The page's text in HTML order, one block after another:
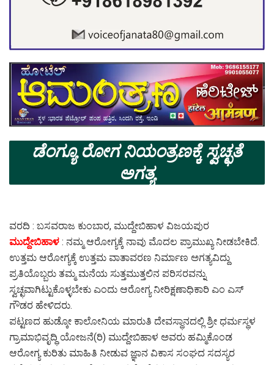
ಡೆಂಗ್ಯೂ ರೋಗ ನಿಯಂತ್ರಣಕ್ಕೆ ಸ್ವಚ್ಛತೆ
ಅಗತ್ಯ
ವರದಿ : ಬಸವರಾಜ ಕುಂಬಾರ, ಮುದ್ದೇಬಿಹಾಳ ವಿಜಯಪುರ
ಮುದ್ದೇಬಿಹಾಳ : ನಮ್ಮ ಆರೋಗ್ಯಕ್ಕೆ ನಾವು ಮೊದಲ ಪ್ರಾಮುಖ್ಯ ನೀಡಬೇಕಿದೆ.
ಉತ್ತಮ ಆರೋಗ್ಯಕ್ಕೆ ಉತ್ತಮ ವಾತಾವರಣ ನಿರ್ಮಾಣ ಅಗತ್ಯವಿದ್ದು
ಪ್ರತಿಯೊಬ್ಬರು ತಮ್ಮ ಮನೆಯ ಸುತ್ತಮುತ್ತಲಿನ ಪರಿಸರವನ್ನು
ಸ್ವಚ್ಛವಾಗಿಟ್ಟುಕೊಳ್ಳಬೇಕು ಎಂದು ಆರೋಗ್ಯ ನೀರಿಕ್ಷಣಾಧಿಕಾರಿ ಎಂ ಎಸ್
ಗೌಡರ ಹೇಳಿದರು.
ಪಟ್ಟಣದ ಹುಡ್ಕೋ ಕಾಲೋನಿಯ ಮಾರುತಿ ದೇವಸ್ಥಾನದಲ್ಲಿ ಶ್ರೀ ಧರ್ಮಸ್ಥಳ
ಗ್ರಾಮಾಭಿವೃದ್ಧಿ ಯೋಜನೆ(ರಿ) ಮುದ್ದೇಬಿಹಾಳ ಅವರು ಹಮ್ಮಿಕೊಂಡ
ಆರೋಗ್ಯ ಕುರಿತು ಮಾಹಿತಿ ನೀಡುವ ಜ್ಞಾನ ವಿಕಾಸ ಸಂಘದ ಸದಸ್ಯರ